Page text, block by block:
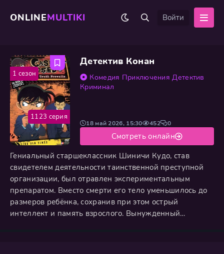
ONLINEMULTIKI Войти
Детектив Конан
Комедия Приключения Детектив
Криминал
Гениальный старшеклассник Шиничи Кудо, став
свидетелем деятельности таинственной преступной
организации, был отравлен экспериментальным
препаратом. Вместо смерти его тело уменьшилось до
размеров ребёнка, сохранив при этом острый
интеллект и память взрослого. Вынужденный
18 май 2026, 15:30 452 0
Смотреть онлайн
1123 серия
1 сезон